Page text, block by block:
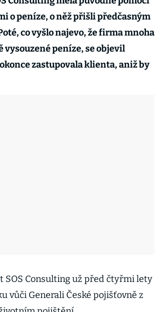
o peníze, o něž přišli předčasným
co vyšlo najevo, že firma mnoha
peníze, se objevil
zastupovala klienta, aniž by
SOS Consulting už před čtyřmi lety
vůči Generali České pojišťovně z